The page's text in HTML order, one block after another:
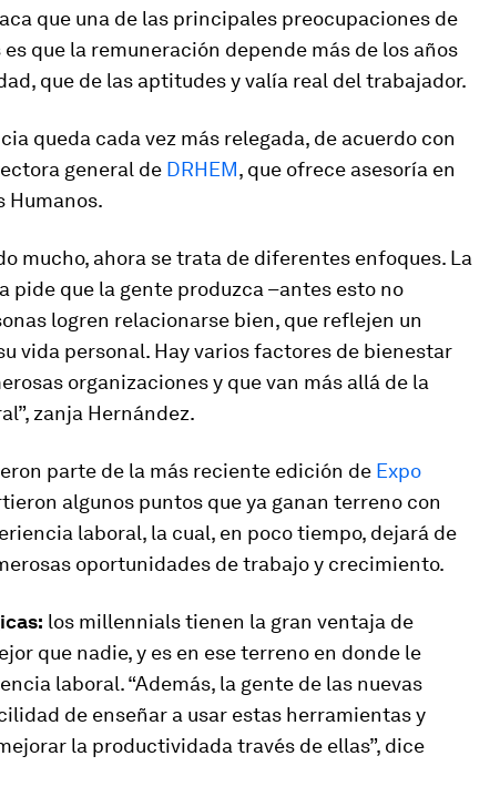
que una de las principales preocupaciones de
que la remuneración depende más de los años
que de las aptitudes y valía real del trabajador.
queda cada vez más relegada, de acuerdo con
general de DRHEM, que ofrece asesoría en
Humanos.
mucho, ahora se trata de diferentes enfoques. La
pide que la gente produzca –antes esto no
logren relacionarse bien, que reflejen un
vida personal. Hay varios factores de bienestar
organizaciones y que van más allá de la
zanja Hernández.
parte de la más reciente edición de Expo
algunos puntos que ya ganan terreno con
laboral, la cual, en poco tiempo, dejará de
oportunidades de trabajo y crecimiento.
los millennials tienen la gran ventaja de
que nadie, y es en ese terreno en donde le
laboral. “Además, la gente de las nuevas
de enseñar a usar estas herramientas y
la productividada través de ellas”, dice